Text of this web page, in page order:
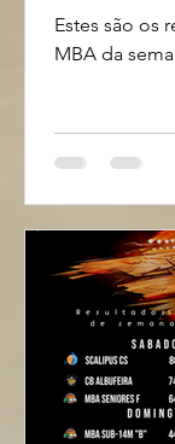
Estes são os
MBA da